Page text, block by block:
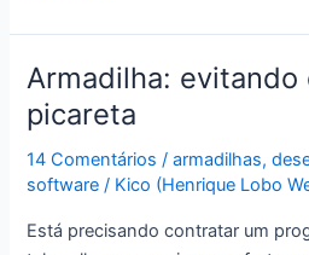
para
melhorar
o
mercado
de
software
Armadilha: evitando
picareta
14 Comentários /armadilhas,
software / Kico (Henrique Lobo
Está precisando contratar um